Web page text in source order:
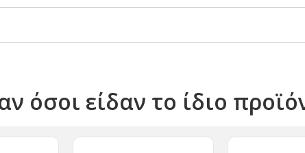
όσοι είδαν το ίδιο